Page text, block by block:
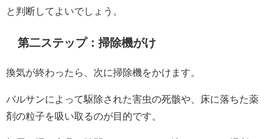
と判断してよいでしょう。
第二ステップ：掃除機がけ
換気が終わったら、次に掃除機をかけます。
バルサンによって駆除された害虫の死骸や、床に落ちた薬
剤の粒子を吸い取るのが目的です。